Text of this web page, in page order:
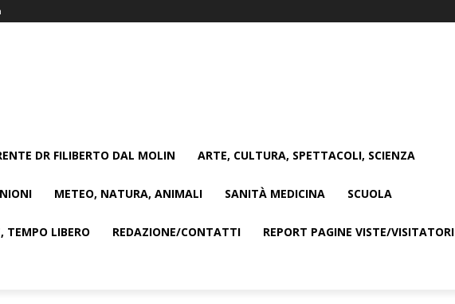
DR FILIBERTO DAL MOLIN ARTE, CULTURA, SPETTACOLI, SCIENZA
METEO, NATURA, ANIMALI SANITÀ MEDICINA SCUOLA
TEMPO LIBERO REDAZIONE/CONTATTI REPORT PAGINE VISTE/VISITATORI